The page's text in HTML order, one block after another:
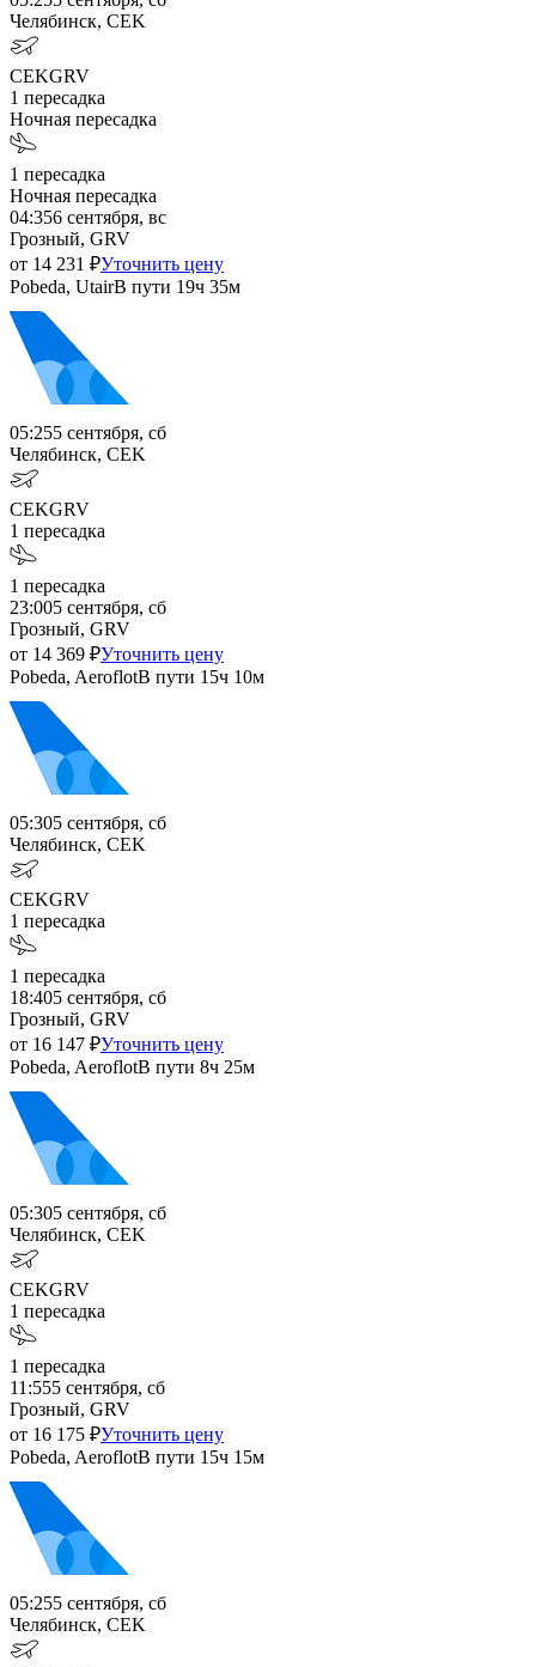
Челябинск, CEK
CEKGRV
1 пересадка
Ночная пересадка
1 пересадка
Ночная пересадка
04:356 сентября, вс
Грозный, GRV
от 14 231 ₽Уточнить цену
Pobeda, UtairВ пути 19ч 35м
05:255 сентября, сб
Челябинск, CEK
CEKGRV
1 пересадка
1 пересадка
23:005 сентября, сб
Грозный, GRV
от 14 369 ₽Уточнить цену
Pobeda, AeroflotВ пути 15ч 10м
05:305 сентября, сб
Челябинск, CEK
CEKGRV
1 пересадка
1 пересадка
18:405 сентября, сб
Грозный, GRV
от 16 147 ₽Уточнить цену
Pobeda, AeroflotВ пути 8ч 25м
05:305 сентября, сб
Челябинск, CEK
CEKGRV
1 пересадка
1 пересадка
11:555 сентября, сб
Грозный, GRV
от 16 175 ₽Уточнить цену
Pobeda, AeroflotВ пути 15ч 15м
05:255 сентября, сб
Челябинск, CEK